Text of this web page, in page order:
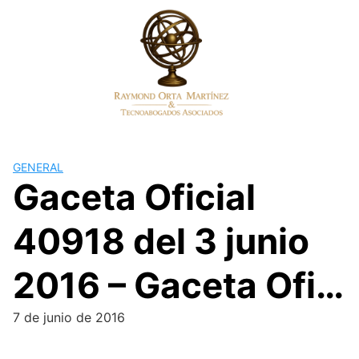
GENERAL
Gaceta Oficial
40918 del 3 junio
2016 – Gaceta Ofi…
7 de junio de 2016